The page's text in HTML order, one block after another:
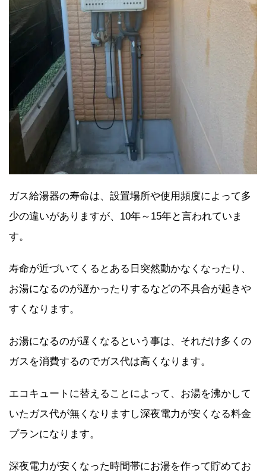
ガス給湯器の寿命は、設置場所や使用頻度によって多
少の違いがありますが、10年～15年と言われていま
す。
寿命が近づいてくるとある日突然動かなくなったり、
お湯になるのが遅かったりするなどの不具合が起きや
すくなります。
お湯になるのが遅くなるという事は、それだけ多くの
ガスを消費するのでガス代は高くなります。
エコキュートに替えることによって、お湯を沸かして
いたガス代が無くなりますし深夜電力が安くなる料金
プランになります。
深夜電力が安くなった時間帯にお湯を作って貯めてお